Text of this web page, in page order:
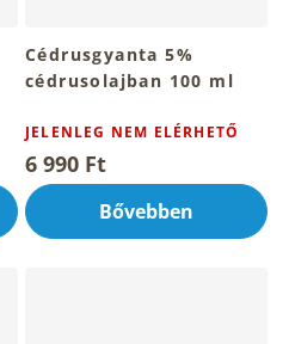
Cédrusgyanta 5%
cédrusolajban 100 ml
JELENLEG NEM ELÉRHETŐ
6 990 Ft
Bővebben